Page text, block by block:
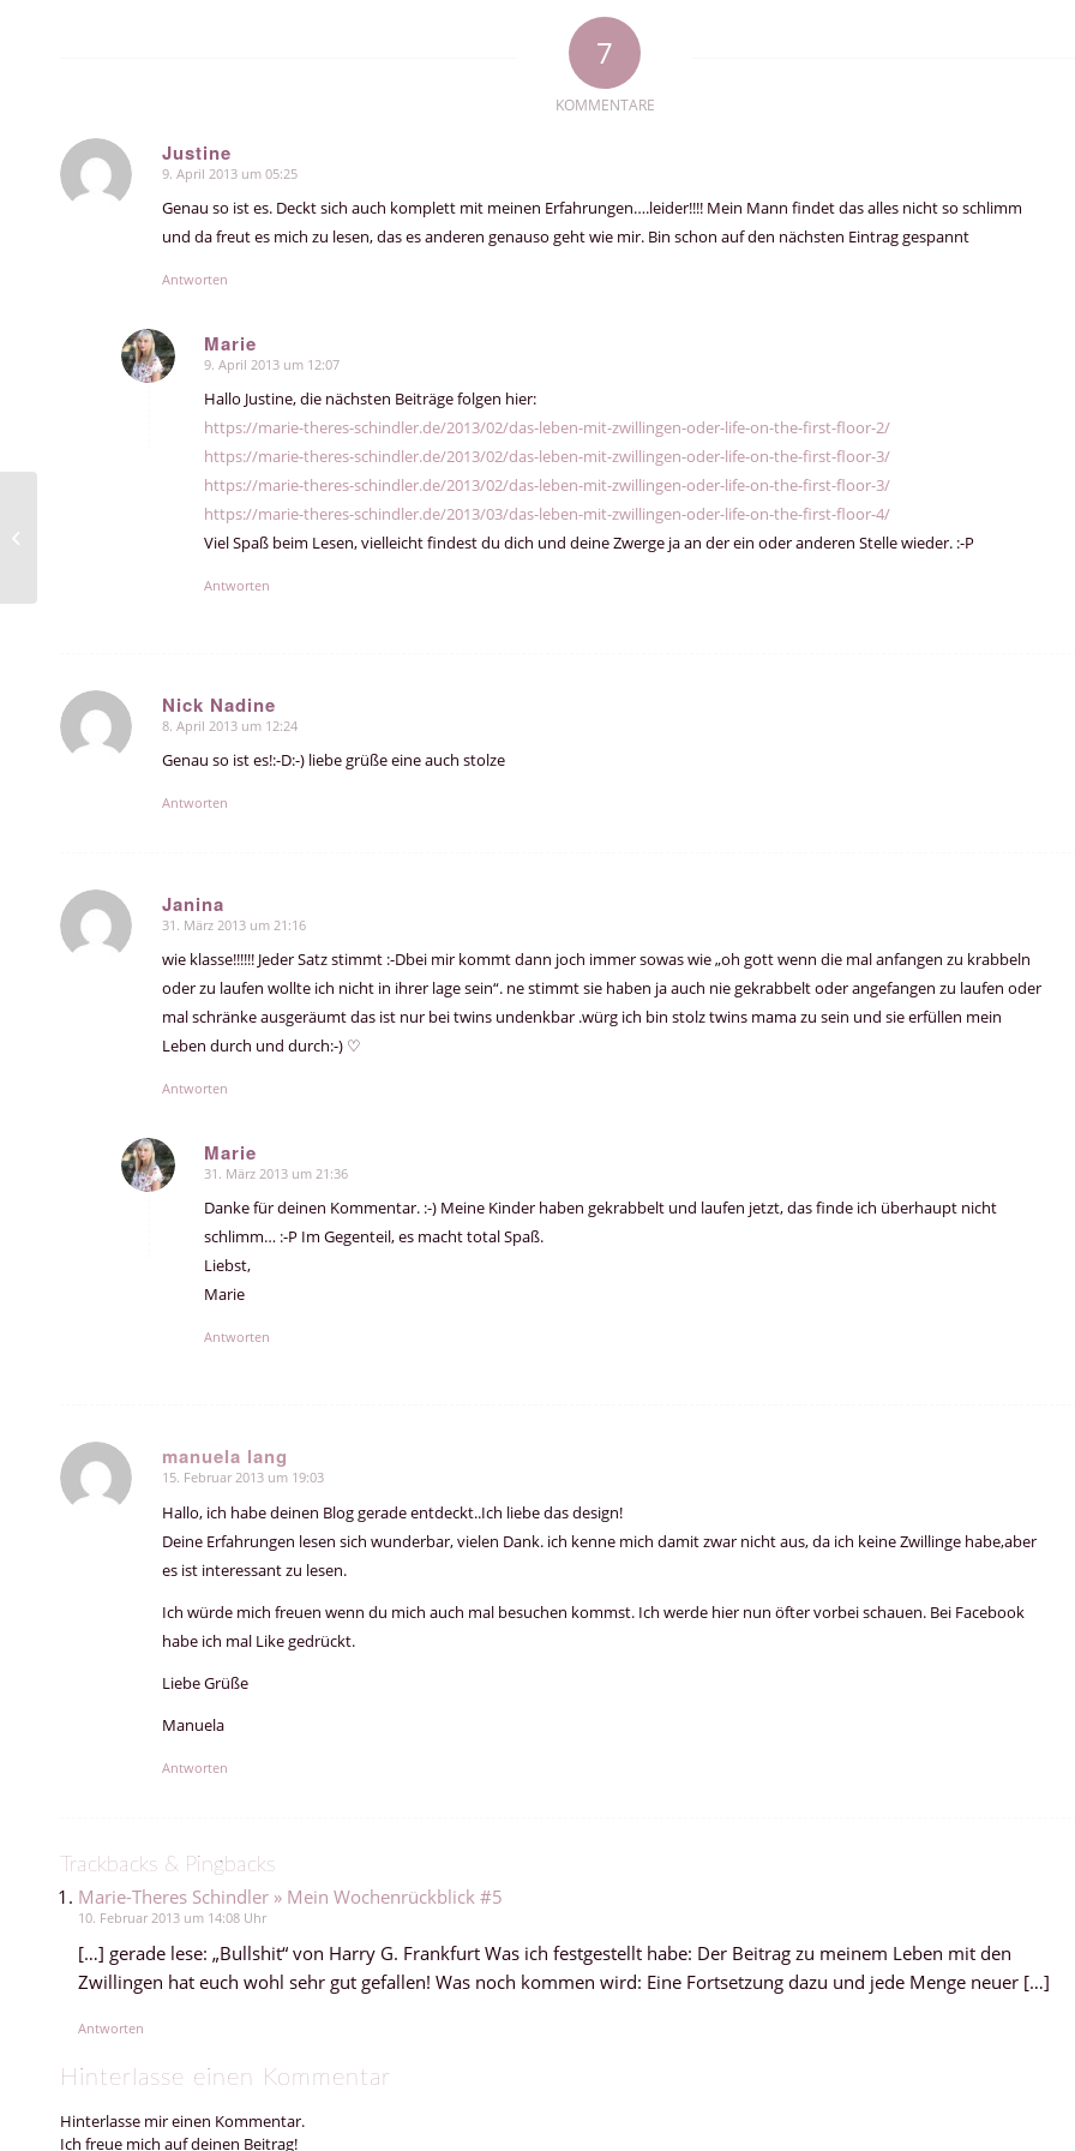
7
KOMMENTARE
Justine
sagte:
9. April 2013 um 05:25
Genau so ist es. Deckt sich auch komplett mit meinen Erfahrungen….leider!!!! Mein Mann findet das alles nicht so schlimm
und da freut es mich zu lesen, das es anderen genauso geht wie mir. Bin schon auf den nächsten Eintrag gespannt
Antworten
Marie
sagte:
9. April 2013 um 12:07
Hallo Justine, die nächsten Beiträge folgen hier:
https://marie-theres-schindler.de/2013/02/das-leben-mit-zwillingen-oder-life-on-the-first-floor-2/
https://marie-theres-schindler.de/2013/02/das-leben-mit-zwillingen-oder-life-on-the-first-floor-3/
https://marie-theres-schindler.de/2013/02/das-leben-mit-zwillingen-oder-life-on-the-first-floor-3/
https://marie-theres-schindler.de/2013/03/das-leben-mit-zwillingen-oder-life-on-the-first-floor-4/
Viel Spaß beim Lesen, vielleicht findest du dich und deine Zwerge ja an der ein oder anderen Stelle wieder. :-P
Antworten
Nick Nadine
sagte:
8. April 2013 um 12:24
Genau so ist es!:-D:-) liebe grüße eine auch stolze
Antworten
Janina
sagte:
31. März 2013 um 21:16
wie klasse!!!!!! Jeder Satz stimmt :-Dbei mir kommt dann joch immer sowas wie „oh gott wenn die mal anfangen zu krabbeln
oder zu laufen wollte ich nicht in ihrer lage sein“. ne stimmt sie haben ja auch nie gekrabbelt oder angefangen zu laufen oder
mal schränke ausgeräumt das ist nur bei twins undenkbar .würg ich bin stolz twins mama zu sein und sie erfüllen mein
Leben durch und durch:-) ♡
Antworten
Marie
sagte:
31. März 2013 um 21:36
Danke für deinen Kommentar. :-) Meine Kinder haben gekrabbelt und laufen jetzt, das finde ich überhaupt nicht
schlimm… :-P Im Gegenteil, es macht total Spaß.
Liebst,
Marie
Antworten
manuela lang
sagte:
15. Februar 2013 um 19:03
Hallo, ich habe deinen Blog gerade entdeckt..Ich liebe das design!
Deine Erfahrungen lesen sich wunderbar, vielen Dank. ich kenne mich damit zwar nicht aus, da ich keine Zwillinge habe,aber
es ist interessant zu lesen.
Ich würde mich freuen wenn du mich auch mal besuchen kommst. Ich werde hier nun öfter vorbei schauen. Bei Facebook
habe ich mal Like gedrückt.
Liebe Grüße
Manuela
Antworten
Trackbacks & Pingbacks
Marie-Theres Schindler » Mein Wochenrückblick #5
10. Februar 2013 um 14:08 Uhr
[…] gerade lese: „Bullshit“ von Harry G. Frankfurt Was ich festgestellt habe: Der Beitrag zu meinem Leben mit den
Zwillingen hat euch wohl sehr gut gefallen! Was noch kommen wird: Eine Fortsetzung dazu und jede Menge neuer […]
Antworten
Hinterlasse einen Kommentar
Hinterlasse mir einen Kommentar.
Ich freue mich auf deinen Beitrag!